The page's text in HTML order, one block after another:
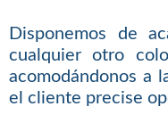
Disponemos de
cualquier otro
acomodándonos a
el cliente precise